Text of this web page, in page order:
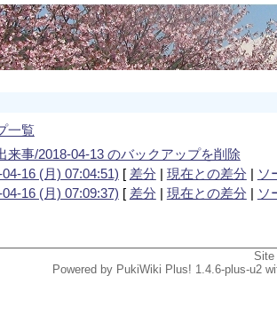
一覧
来事/2018-04-13 のバックアップを削除
16 (月) 07:04:51) [ 差分 | 現在との差分 | ソ
16 (月) 07:09:37) [ 差分 | 現在との差分 | ソ
Powered by PukiWiki Plus! 1.4.6-plus-u2